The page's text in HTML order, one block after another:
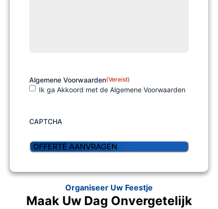
Algemene Voorwaarden(Vereist)
Ik ga Akkoord met de Algemene Voorwaarden
CAPTCHA
Organiseer Uw Feestje
Maak Uw Dag Onvergetelijk